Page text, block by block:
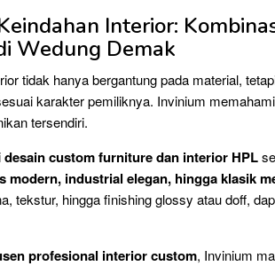
Interior:
Wedung Demak
tidak hanya bergantung pada material,
karakter pemiliknya. Invinium
tersendiri.
desain custom furniture dan interior HPL
modern, industrial elegan, hingga klasik
tekstur, hingga finishing glossy atau doff,
profesional interior custom, Invinium